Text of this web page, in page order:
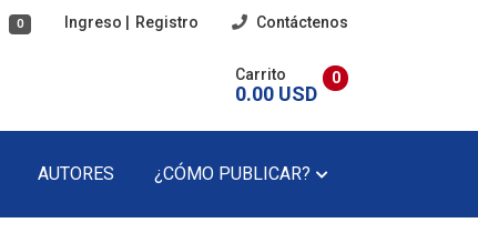
0 Ingreso Registro Contáctenos
0
Carrito
0.00 USD
AUTORES ¿CÓMO PUBLICAR?